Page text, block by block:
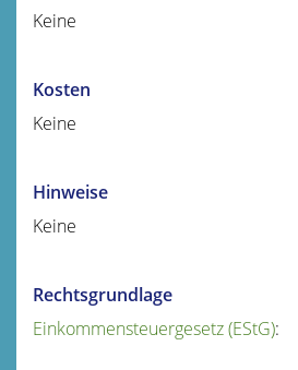
Keine
Kosten
Keine
Hinweise
Keine
Rechtsgrundlage
Einkommensteuergesetz (EStG):